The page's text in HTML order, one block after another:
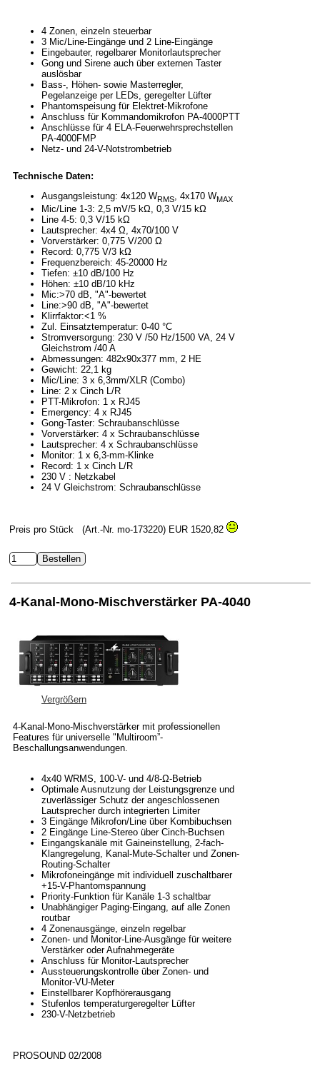
4 Zonen, einzeln steuerbar
3 Mic/Line-Eingänge und 2 Line-Eingänge
Eingebauter, regelbarer Monitorlautsprecher
Gong und Sirene auch über externen Taster
auslösbar
Bass-, Höhen- sowie Masterregler,
Pegelanzeige per LEDs, geregelter Lüfter
Phantomspeisung für Elektret-Mikrofone
Anschluss für Kommandomikrofon PA-4000PTT
Anschlüsse für 4 ELA-Feuerwehrsprechstellen
PA-4000FMP
Netz- und 24-V-Notstrombetrieb
Technische Daten:
Ausgangsleistung: 4x120 WRMS, 4x170 WMAX
Mic/Line 1-3: 2,5 mV/5 kΩ, 0,3 V/15 kΩ
Line 4-5: 0,3 V/15 kΩ
Lautsprecher: 4x4 Ω, 4x70/100 V
Vorverstärker: 0,775 V/200 Ω
Record: 0,775 V/3 kΩ
Frequenzbereich: 45-20000 Hz
Tiefen: ±10 dB/100 Hz
Höhen: ±10 dB/10 kHz
Mic:>70 dB, "A"-bewertet
Line:>90 dB, "A"-bewertet
Klirrfaktor:<1 %
Zul. Einsatztemperatur: 0-40 °C
Stromversorgung: 230 V /50 Hz/1500 VA, 24 V
Gleichstrom /40 A
Abmessungen: 482x90x377 mm, 2 HE
Gewicht: 22,1 kg
Mic/Line: 3 x 6,3mm/XLR (Combo)
Line: 2 x Cinch L/R
PTT-Mikrofon: 1 x RJ45
Emergency: 4 x RJ45
Gong-Taster: Schraubanschlüsse
Vorverstärker: 4 x Schraubanschlüsse
Lautsprecher: 4 x Schraubanschlüsse
Monitor: 1 x 6,3-mm-Klinke
Record: 1 x Cinch L/R
230 V : Netzkabel
24 V Gleichstrom: Schraubanschlüsse
Preis pro Stück (Art.-Nr. mo-173220) EUR 1520,82
4-Kanal-Mono-Mischverstärker PA-4040
Vergrößern
4-Kanal-Mono-Mischverstärker mit professionellen
Features für universelle "Multiroom”-
Beschallungsanwendungen.
4x40 WRMS, 100-V- und 4/8-Ω-Betrieb
Optimale Ausnutzung der Leistungsgrenze und
zuverlässiger Schutz der angeschlossenen
Lautsprecher durch integrierten Limiter
3 Eingänge Mikrofon/Line über Kombibuchsen
2 Eingänge Line-Stereo über Cinch-Buchsen
Eingangskanäle mit Gaineinstellung, 2-fach-
Klangregelung, Kanal-Mute-Schalter und Zonen-
Routing-Schalter
Mikrofoneingänge mit individuell zuschaltbarer
+15-V-Phantomspannung
Priority-Funktion für Kanäle 1-3 schaltbar
Unabhängiger Paging-Eingang, auf alle Zonen
routbar
4 Zonenausgänge, einzeln regelbar
Zonen- und Monitor-Line-Ausgänge für weitere
Verstärker oder Aufnahmegeräte
Anschluss für Monitor-Lautsprecher
Aussteuerungskontrolle über Zonen- und
Monitor-VU-Meter
Einstellbarer Kopfhörerausgang
Stufenlos temperaturgeregelter Lüfter
230-V-Netzbetrieb
PROSOUND 02/2008